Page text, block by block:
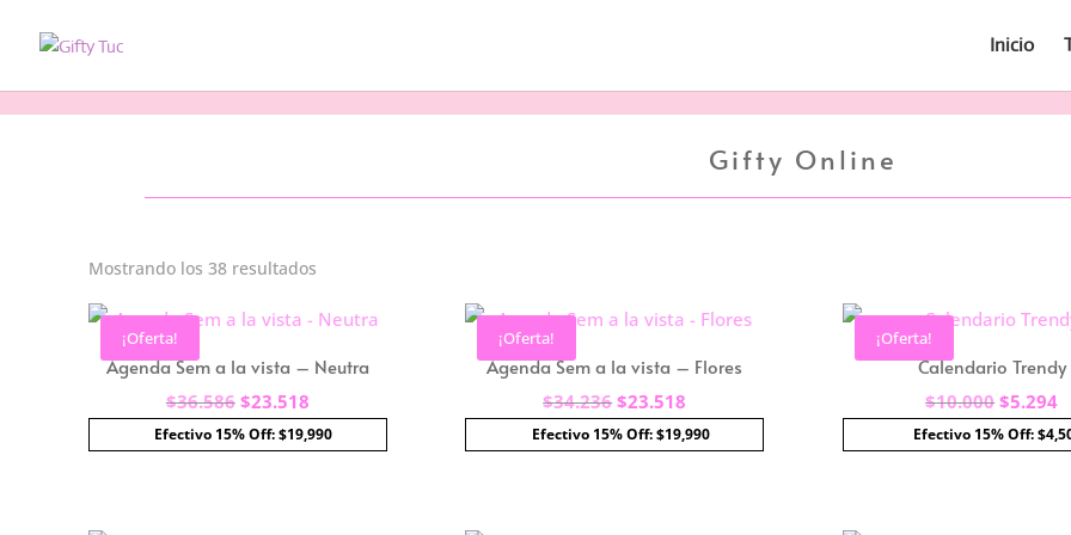
Inicio
Gifty Online
Mostrando los 38 resultadosOrdenado
los
últimos
¡Oferta!
Agenda Sem a la vista – Neutra
$36.586 El
precio
$23.518El
precio
Efectivo 15% Off: $19,990
¡Oferta!
Agenda Sem a la vista – Flores
$34.236El
precio
$23.518
precio
Efectivo 15% Off: $19,990
¡Oferta!
Calendario Trendy
$10.000 El
precio
$5.294El
Efectivo 15% Off: